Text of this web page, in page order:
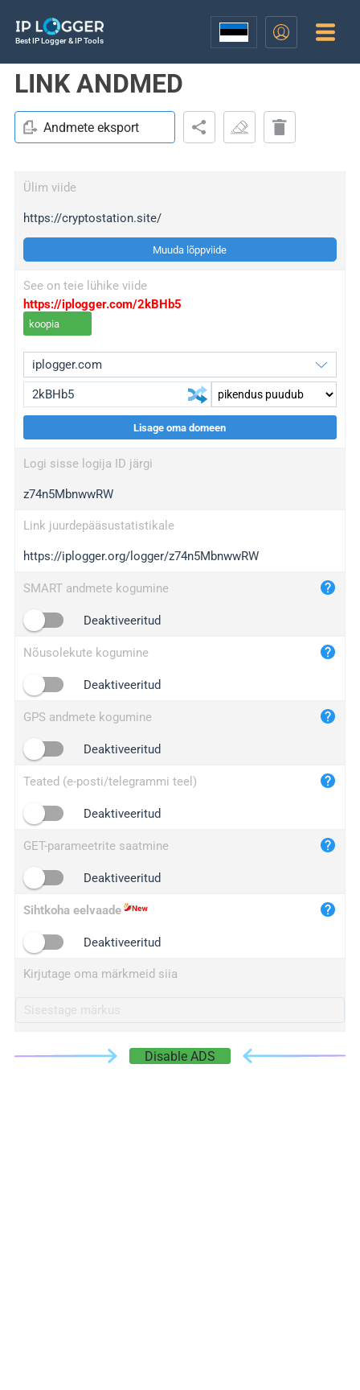
Best IP Logger & IP Tools
LINK ANDMED
Andmete eksport
Ülim viide
https://cryptostation.site/
Muuda lõppviide
See on teie lühike viide
https://iplogger.com/2kBHb5
koopia
wl.gl
ed.tc
bc.ax
iplogger.com
maper.info
2no.co
yip.su
iplogger.info
Lisage oma domeen
Logi sisse logija ID järgi
z74n5MbnwwRW
Link juurdepääsustatistikale
https://iplogger.org/logger/z74n5MbnwwRW
SMART andmete kogumine
Deaktiveeritud
Nõusolekute kogumine
Deaktiveeritud
GPS andmete kogumine
Deaktiveeritud
Teated (e-posti/telegrammi teel)
Deaktiveeritud
GET-parameetrite saatmine
Deaktiveeritud
Sihtkoha eelvaade
Deaktiveeritud
Kirjutage oma märkmeid siia
Disable ADS